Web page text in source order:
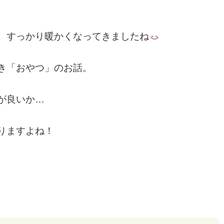
すっかり暖かくなってきましたね
おやつ」のお話。
良いか…
ますよね！